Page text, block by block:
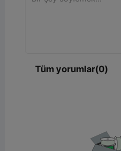
Tüm yorumlar(0)